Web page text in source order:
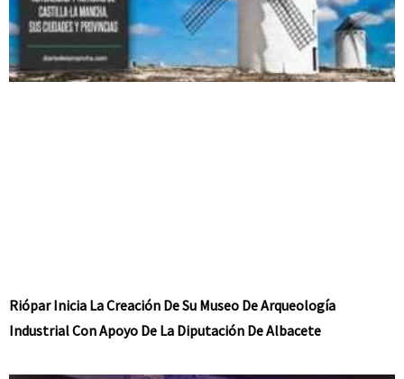
Riópar Inicia La Creación De Su Museo De Arqueología
Industrial Con Apoyo De La Diputación De Albacete